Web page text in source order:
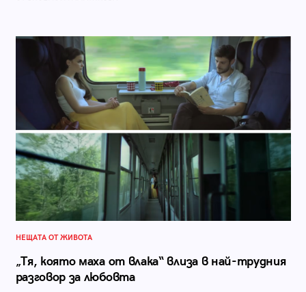
НЕЩАТА ОТ ЖИВОТА
„Тя, която маха от влака“ влиза в най-трудния
разговор за любовта